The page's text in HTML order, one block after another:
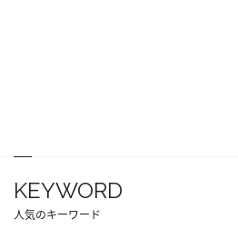
KEYWORD
人気のキーワード